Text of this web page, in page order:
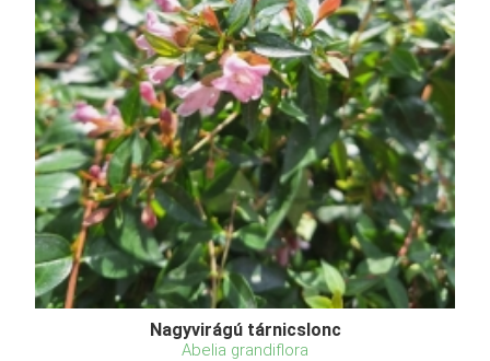
Nagyvirágú tárnicslonc
Abelia grandiflora